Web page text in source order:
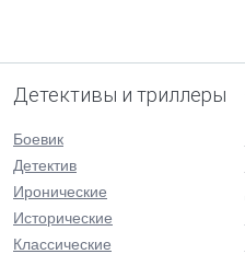
Детективы и триллеры
Боевик
Детектив
Иронические
Исторические
Классические